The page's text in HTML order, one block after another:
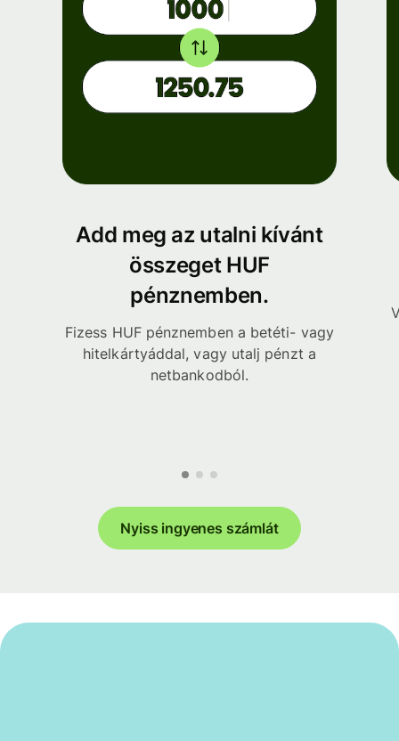
Add meg az utalni kívánt
összeget HUF
pénznemben.
Fizess HUF pénznemben a betéti- vagy
hitelkártyáddal, vagy utalj pénzt a
netbankodból.
Nyiss ingyenes számlát